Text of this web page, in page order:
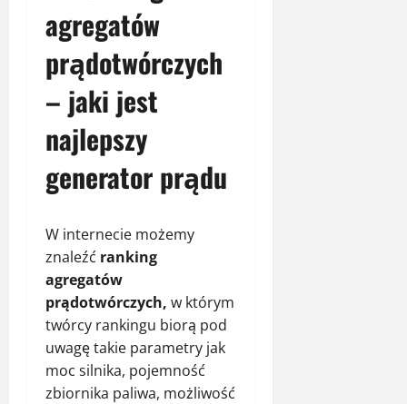
agregatów
prądotwórczych
– jaki jest
najlepszy
generator prądu
W internecie możemy
znaleźć ranking
agregatów
prądotwórczych, w którym
twórcy rankingu biorą pod
uwagę takie parametry jak
moc silnika, pojemność
zbiornika paliwa, możliwość